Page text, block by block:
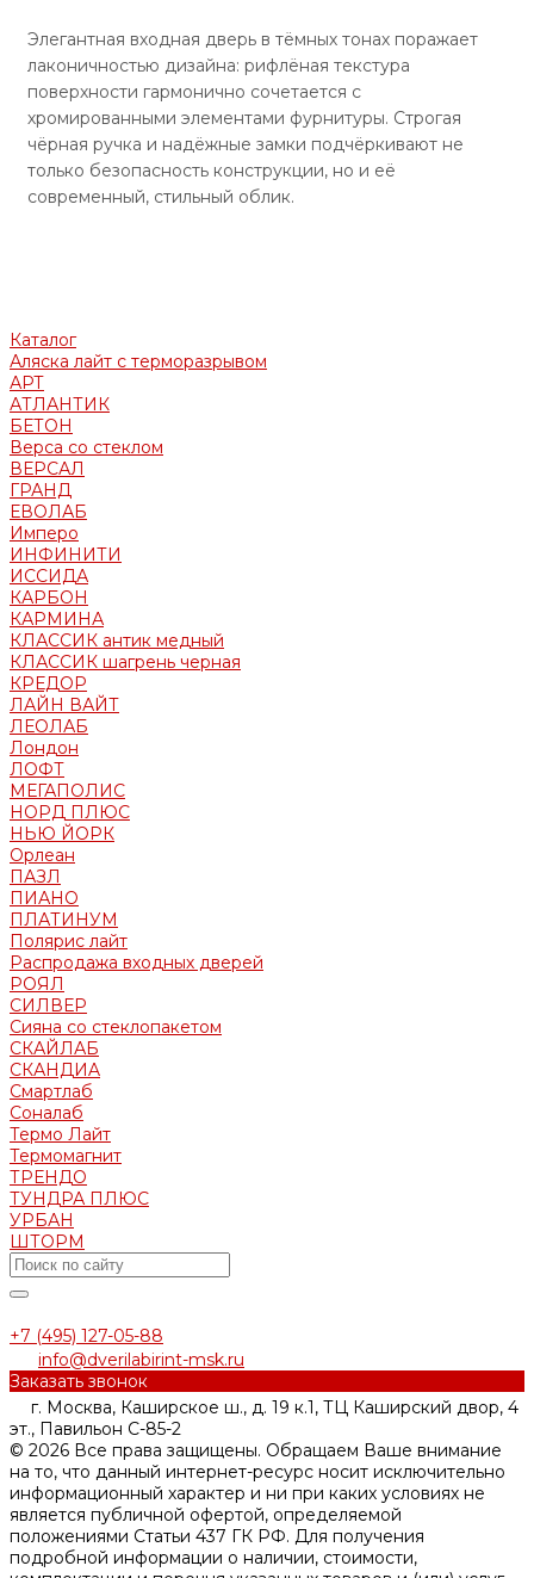
Элегантная входная дверь в тёмных тонах поражает
лаконичностью дизайна: рифлёная текстура
поверхности гармонично сочетается с
хромированными элементами фурнитуры. Строгая
чёрная ручка и надёжные замки подчёркивают не
только безопасность конструкции, но и её
современный, стильный облик.
Каталог
Аляска лайт с терморазрывом
АРТ
АТЛАНТИК
БЕТОН
Верса со стеклом
ВЕРСАЛ
ГРАНД
ЕВОЛАБ
Имперо
ИНФИНИТИ
ИССИДА
КАРБОН
КАРМИНА
КЛАССИК антик медный
КЛАССИК шагрень черная
КРЕДОР
ЛАЙН ВАЙТ
ЛЕОЛАБ
Лондон
ЛОФТ
МЕГАПОЛИС
НОРД ПЛЮС
НЬЮ ЙОРК
Орлеан
ПАЗЛ
ПИАНО
ПЛАТИНУМ
Полярис лайт
Распродажа входных дверей
РОЯЛ
СИЛВЕР
Сияна со стеклопакетом
СКАЙЛАБ
СКАНДИA
Смартлаб
Соналаб
Термо Лайт
Термомагнит
ТРЕНДО
ТУНДРА ПЛЮС
УРБАН
ШТОРМ
+7 (495) 127-05-88‬
info@dverilabirint-msk.ru
Заказать звонок
г. Москва, Каширское ш., д. 19 к.1, ТЦ Каширский двор, 4
эт., Павильон C-85-2
© 2026 Все права защищены. Обращаем Ваше внимание
на то, что данный интернет-ресурс носит исключительно
информационный характер и ни при каких условиях не
является публичной офертой, определяемой
положениями Статьи 437 ГК РФ. Для получения
подробной информации о наличии, стоимости,